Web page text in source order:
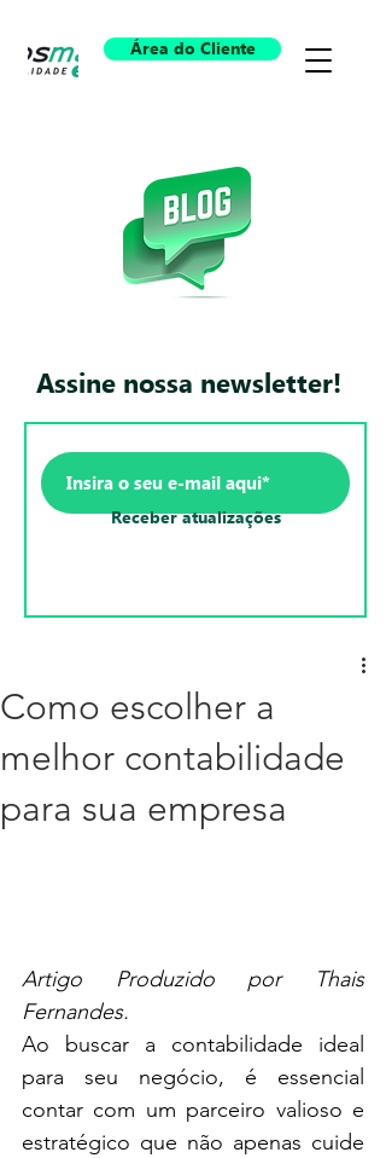
Área do Cliente
Assine nossa newsletter!
Receber atualizações
Como escolher a
melhor contabilidade
para sua empresa
Artigo Produzido por Thais
Fernandes.
Ao buscar a contabilidade ideal
para seu negócio, é essencial
contar com um parceiro valioso e
estratégico que não apenas cuide